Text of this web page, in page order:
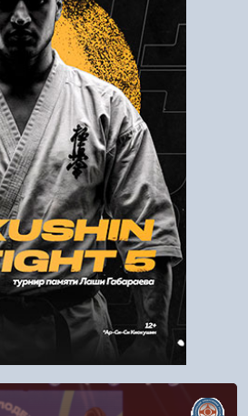
Войти
Напомнить пароль
Регистрация